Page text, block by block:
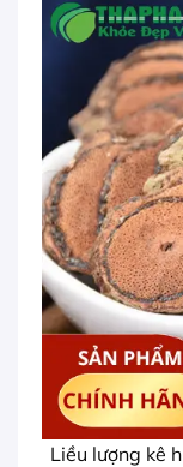
Liều lượng kê